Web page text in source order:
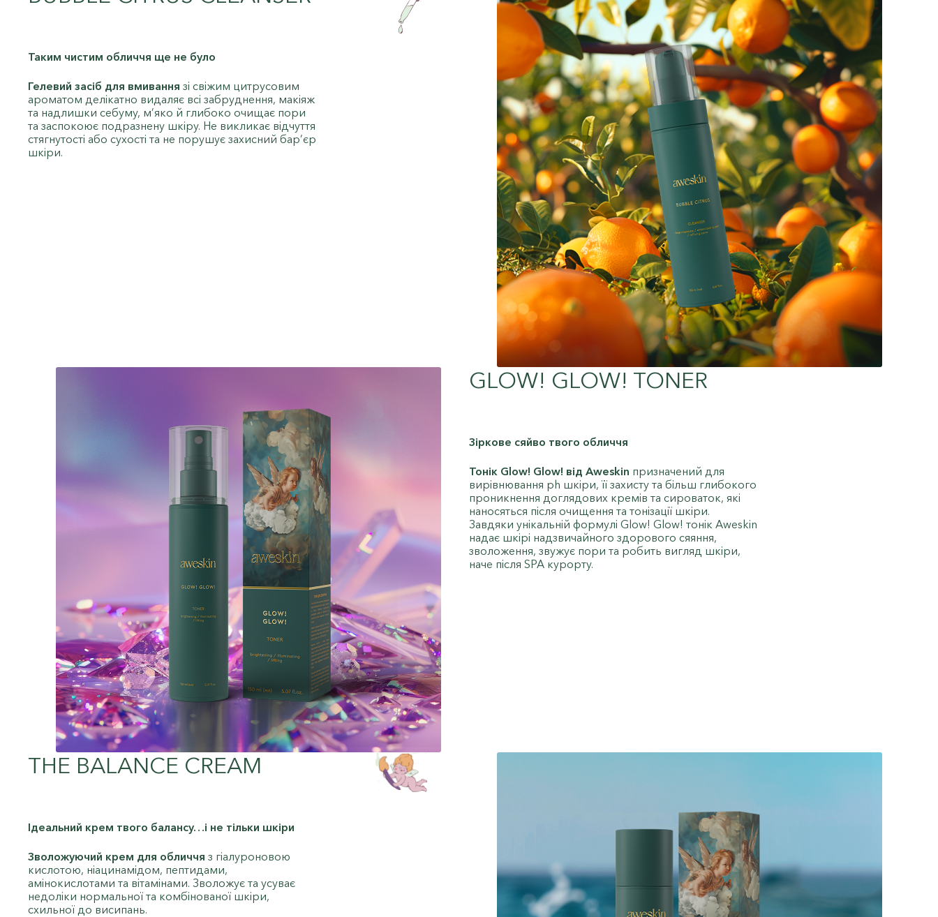
Таким чистим обличчя ще не було
Гелевий засіб для вмивання зі свіжим цитрусовим
ароматом делікатно видаляє всі забруднення, макіяж
та надлишки себуму, м’яко й глибоко очищає пори
та заспокоює подразнену шкіру. Не викликає відчуття
стягнутості або сухості та не порушує захисний бар’єр
шкіри.
GLOW! GLOW! TONER
Зіркове сяйво твого обличчя
Тонік Glow! Glow! від Aweskin призначений для
вирівнювання ph шкіри, її захисту та більш глибокого
проникнення доглядових кремів та сироваток, які
наносяться після очищення та тонізації шкіри.
Завдяки унікальній формулі Glow! Glow! тонік Aweskin
надає шкірі надзвичайного здорового сяяння,
зволоження, звужує пори та робить вигляд шкіри,
наче після SPA курорту.
THE BALANCE CREAM
Ідеальний крем твого балансу…і не тільки шкіри
Зволожуючий крем для обличчя з гіалуроновою
кислотою, ніацинамідом, пептидами,
амінокислотами та вітамінами. Зволожує та усуває
недоліки нормальної та комбінованої шкіри,
схильної до висипань.